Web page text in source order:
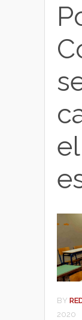
BY
2020